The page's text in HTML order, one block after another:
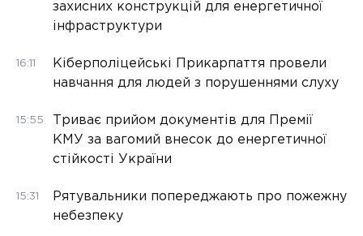
захисних конструкцій для енергетичної
інфраструктури
16:11
Кіберполіцейські Прикарпаття провели
навчання для людей з порушеннями слуху
15:55
Триває прийом документів для Премії
КМУ за вагомий внесок до енергетичної
стійкості України
15:31
Рятувальники попереджають про пожежну
небезпеку